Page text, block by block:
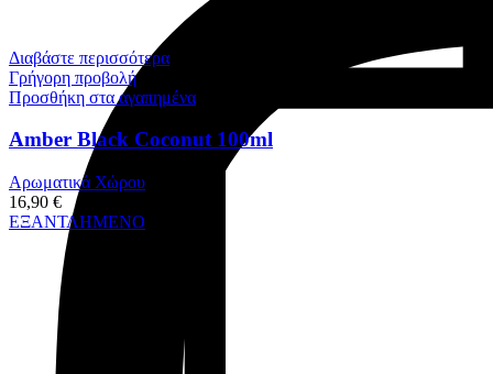
Διαβάστε περισσότερα
Γρήγορη προβολή
Προσθήκη στα αγαπημένα
Amber Black Coconut 100ml
Αρωματικά Χώρου
16,90 €
ΕΞΑΝΤΛΗΜΕΝΟ